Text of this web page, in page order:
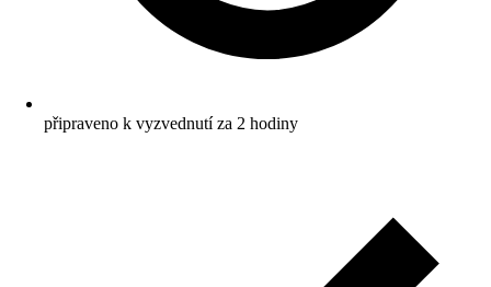
připraveno k vyzvednutí za 2 hodiny